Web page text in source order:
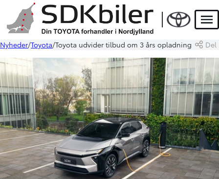
Nyheder Toyota Toyota udvider tilbud om 3 års opladning Del